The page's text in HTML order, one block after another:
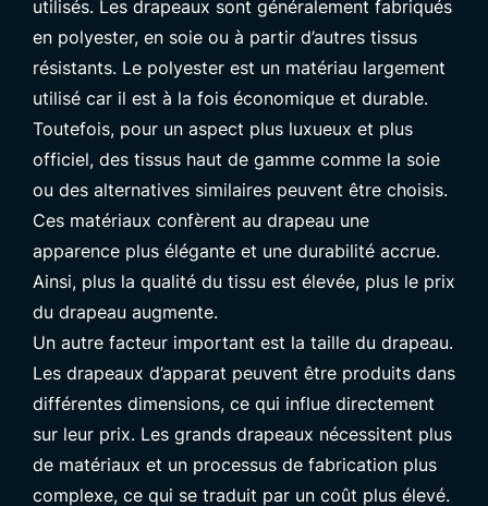
utilisés. Les drapeaux sont généralement fabriqués
en polyester, en soie ou à partir d’autres tissus
résistants. Le polyester est un matériau largement
utilisé car il est à la fois économique et durable.
Toutefois, pour un aspect plus luxueux et plus
officiel, des tissus haut de gamme comme la soie
ou des alternatives similaires peuvent être choisis.
Ces matériaux confèrent au drapeau une
apparence plus élégante et une durabilité accrue.
Ainsi, plus la qualité du tissu est élevée, plus le prix
du drapeau augmente.
Un autre facteur important est la taille du drapeau.
Les drapeaux d’apparat peuvent être produits dans
différentes dimensions, ce qui influe directement
sur leur prix. Les grands drapeaux nécessitent plus
de matériaux et un processus de fabrication plus
complexe, ce qui se traduit par un coût plus élevé.